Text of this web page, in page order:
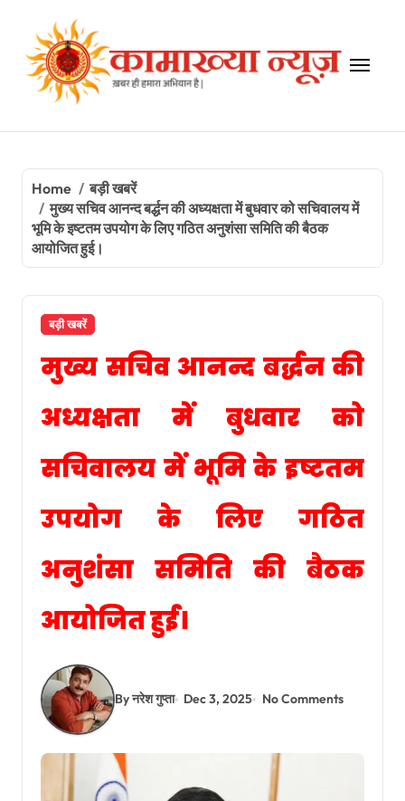
content
Home
बड़ी खबरें
मुख्य सचिव आनन्द बर्द्धन की अध्यक्षता में बुधवार को सचिवालय में
भूमि के इष्टतम उपयोग के लिए गठित अनुशंसा समिति की बैठक
आयोजित हुई।
बड़ी खबरें
मुख्य सचिव आनन्द बर्द्धन की
अध्यक्षता में बुधवार को
सचिवालय में भूमि के इष्टतम
उपयोग के लिए गठित
अनुशंसा समिति की बैठक
आयोजित हुई।
By नरेश गुप्ता Dec 3, 2025 No Comments